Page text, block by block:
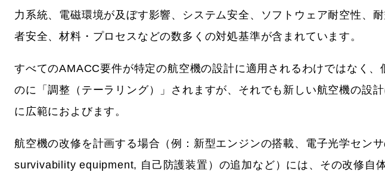
力系統、電磁環境が及ぼす影響、システム安全、ソフトウェア耐空性、
者安全、材料・プロセスなどの数多くの対処基準が含まれています。
すべてのAMACC要件が特定の航空機の設計に適用されるわけではなく
のに「調整（テーラリング）」されますが、それでも新しい航空機の設
に広範におよびます。
航空機の改修を計画する場合（例：新型エンジンの搭載、電子光学セン
survivability equipment, 自己防護装置）の追加など）には、その改修自